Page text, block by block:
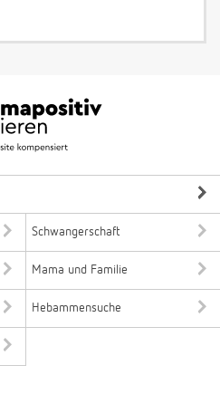
Schwangerschaft
Mama und Familie
Hebammensuche